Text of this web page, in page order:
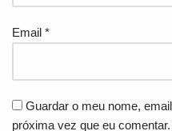
Email *
Guardar o meu nome,
próxima vez que eu comentar.